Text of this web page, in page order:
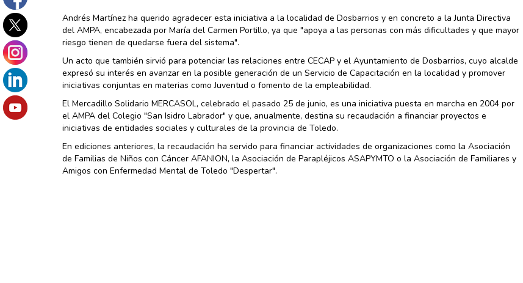
Andrés Martínez ha querido agradecer esta iniciativa a la localidad de Dosbarrios y en concreto a la Junta Directiva
del AMPA, encabezada por María del Carmen Portillo, ya que "apoya a las personas con más dificultades y que mayor
riesgo tienen de quedarse fuera del sistema".
Un acto que también sirvió para potenciar las relaciones entre CECAP y el Ayuntamiento de Dosbarrios, cuyo alcalde
expresó su interés en avanzar en la posible generación de un Servicio de Capacitación en la localidad y promover
iniciativas conjuntas en materias como Juventud o fomento de la empleabilidad.
El Mercadillo Solidario MERCASOL, celebrado el pasado 25 de junio, es una iniciativa puesta en marcha en 2004 por
el AMPA del Colegio "San Isidro Labrador" y que, anualmente, destina su recaudación a financiar proyectos e
iniciativas de entidades sociales y culturales de la provincia de Toledo.
En ediciones anteriores, la recaudación ha servido para financiar actividades de organizaciones como la Asociación
de Familias de Niños con Cáncer AFANION, la Asociación de Parapléjicos ASAPYMTO o la Asociación de Familiares y
Amigos con Enfermedad Mental de Toledo "Despertar".